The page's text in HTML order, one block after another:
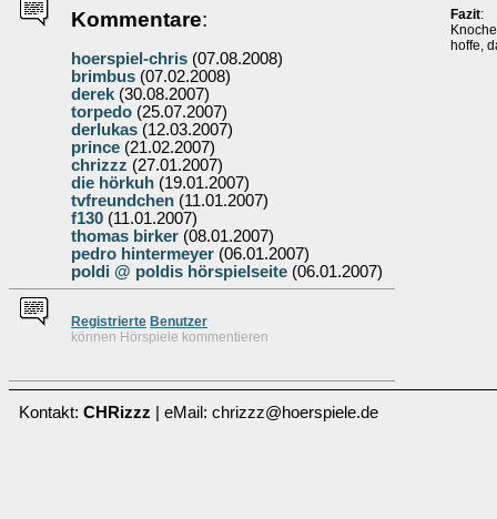
Kommentare:
hoerspiel-chris (07.08.2008)
brimbus (07.02.2008)
derek (30.08.2007)
torpedo (25.07.2007)
derlukas (12.03.2007)
prince (21.02.2007)
chrizzz (27.01.2007)
die hörkuh (19.01.2007)
tvfreundchen (11.01.2007)
f130 (11.01.2007)
thomas birker (08.01.2007)
pedro hintermeyer (06.01.2007)
poldi @ poldis hörspielseite (06.01.2007)
Registrierte Benutzer
können Hörspiele kommentieren
Fazit:
hoffe,
Kontakt: CHRizzz | eMail: chrizzz@hoerspiele.de